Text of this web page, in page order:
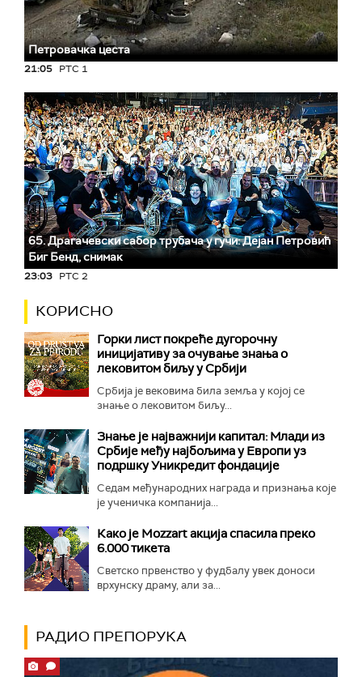
Петровачка цеста
21:05 РТС 1
65. Драгачевски сабор трубача у гучи: Дејан Петровић
Биг Бeнд, снимак
23:03 РТС 2
КОРИСНО
Горки лист покреће дугорочну
иницијативу за очување знања о
лековитом биљу у Србији
Србија је вековима била земља у којој се
знање о лековитом биљу...
Знање је најважнији капитал: Млади из
Србије међу најбољима у Европи уз
подршку Уникредит фондације
Седам међународних награда и признања које
је ученичка компанија...
Како је Mozzart акција спасила преко
6.000 тикета
Светско првенство у фудбалу увек доноси
врхунску драму, али за...
РАДИО ПРЕПОРУКА